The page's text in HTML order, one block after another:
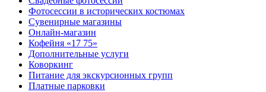
Фотосессии в исторических костюмах
Сувенирные магазины
Онлайн-магазин
Кофейня «17 75»
Дополнительные услуги
Коворкинг
Питание для экскурсионных групп
Платные парковки